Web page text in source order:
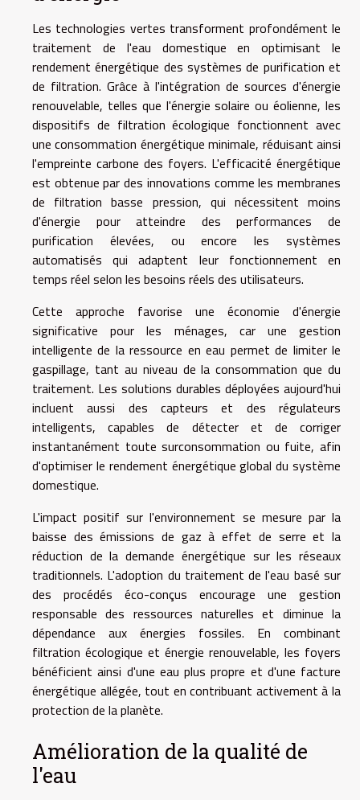
Les technologies vertes transforment profondément le
traitement de l'eau domestique en optimisant le
rendement énergétique des systèmes de purification et
de filtration. Grâce à l'intégration de sources d'énergie
renouvelable, telles que l'énergie solaire ou éolienne, les
dispositifs de filtration écologique fonctionnent avec
une consommation énergétique minimale, réduisant ainsi
l'empreinte carbone des foyers. L'efficacité énergétique
est obtenue par des innovations comme les membranes
de filtration basse pression, qui nécessitent moins
d'énergie pour atteindre des performances de
purification élevées, ou encore les systèmes
automatisés qui adaptent leur fonctionnement en
temps réel selon les besoins réels des utilisateurs.
Cette approche favorise une économie d'énergie
significative pour les ménages, car une gestion
intelligente de la ressource en eau permet de limiter le
gaspillage, tant au niveau de la consommation que du
traitement. Les solutions durables déployées aujourd'hui
incluent aussi des capteurs et des régulateurs
intelligents, capables de détecter et de corriger
instantanément toute surconsommation ou fuite, afin
d'optimiser le rendement énergétique global du système
domestique.
L'impact positif sur l'environnement se mesure par la
baisse des émissions de gaz à effet de serre et la
réduction de la demande énergétique sur les réseaux
traditionnels. L'adoption du traitement de l'eau basé sur
des procédés éco-conçus encourage une gestion
responsable des ressources naturelles et diminue la
dépendance aux énergies fossiles. En combinant
filtration écologique et énergie renouvelable, les foyers
bénéficient ainsi d'une eau plus propre et d'une facture
énergétique allégée, tout en contribuant activement à la
protection de la planète.
Amélioration de la qualité de
l'eau